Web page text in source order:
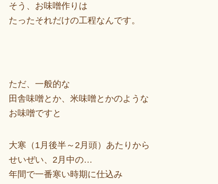
そう、お味噌作りは
たったそれだけの工程なんです。
ただ、一般的な
田舎味噌とか、米味噌とかのような
お味噌ですと
大寒（1月後半～2月頭）あたりから
せいぜい、2月中の…
年間で一番寒い時期に仕込み